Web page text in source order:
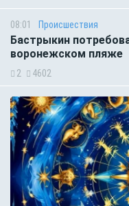
08:01 Происшествия
Бастрыкин
воронежском пляже
2 4602